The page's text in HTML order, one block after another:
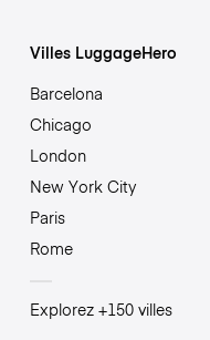
Villes LuggageHero
Barcelona
Chicago
London
New York City
Paris
Rome
Explorez +150 villes